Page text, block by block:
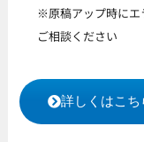
※原稿アップ時にエ
ご相談ください
詳しくはこち